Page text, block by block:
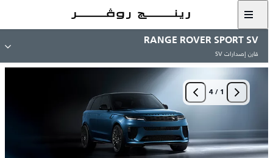
RANGE ROVER SPORT SV
قارن إصدارات SV
1
/
4